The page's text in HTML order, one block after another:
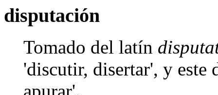
disputación
Tomado del latín
'discutir, disertar', y este
apurar'.